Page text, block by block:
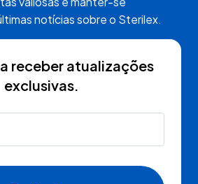
notícias sobre o Sterilex.
receber atualizações
exclusivas.